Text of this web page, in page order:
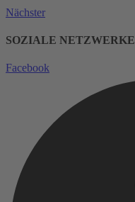
Nächster
SOZIALE NETZWERKE
Facebook